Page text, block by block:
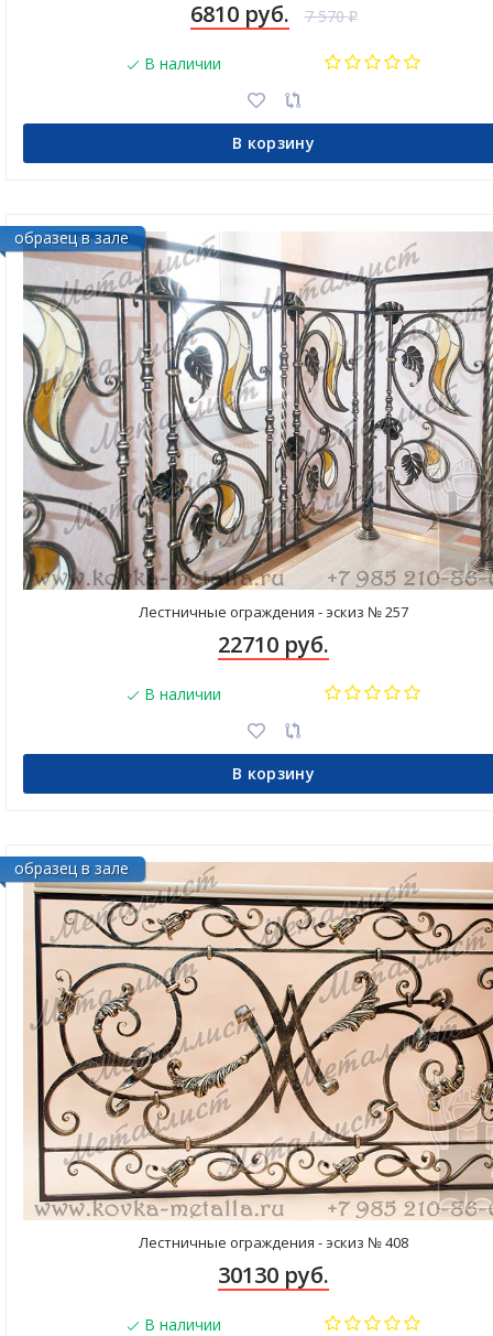
6810 руб. 7 570₽
В наличии
В корзину
образец в зале
Лестничные ограждения - эскиз № 257
22710 руб.
В наличии
В корзину
образец в зале
Лестничные ограждения - эскиз № 408
30130 руб.
В наличии